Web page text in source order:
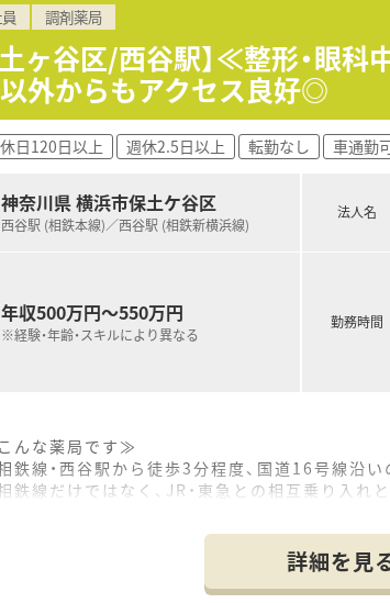
調剤薬局
ヶ谷区/西谷駅】≪整形・眼
外からもアクセス良好◎
日120日以上 週休2.5日以上 転勤なし 車通勤
神奈川県 横浜市保土ケ谷区
西谷駅 (相鉄本線)／西谷駅 (相鉄新横浜線)
年収500万円～550万円
※経験・年齢・スキルにより異なる
法人名
勤務時間
んな薬局です≫
鉄線・西谷駅から徒歩3分程度、国道16号線沿い
鉄線だけではなく、JR・東急との相互乗り入れ
勤・パートどちらも複数名在籍でお休みの相談
日祝の固定休み、土曜は16時までと短め
憩120分で業務時間も短め、お近くにお住まい
詳細を見